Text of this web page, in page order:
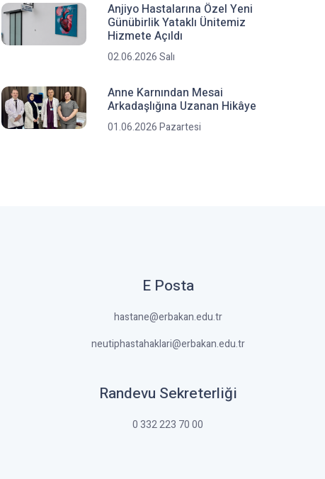
Anjiyo Hastalarına Özel Yeni
Günübirlik Yataklı Ünitemiz
Hizmete Açıldı
02.06.2026 Salı
Anne Karnından Mesai
Arkadaşlığına Uzanan Hikâye
01.06.2026 Pazartesi
E Posta
hastane@erbakan.edu.tr
neutiphastahaklari@erbakan.edu.tr
Randevu Sekreterliği
0 332 223 70 00